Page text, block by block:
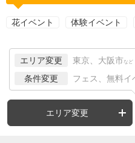
花イベント 体験イベント
エリア変更 東京、大阪市 など
条件変更 フェス、無料イ
エリア変更